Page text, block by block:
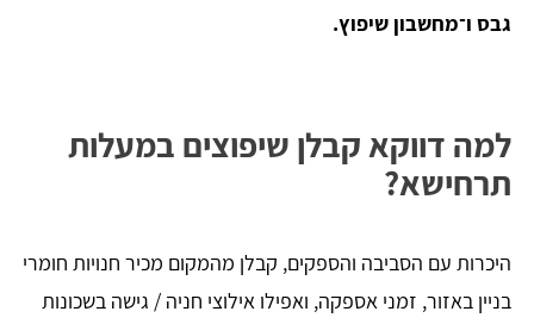
גבס ו־מחשבון שיפוץ.
למה דווקא קבלן שיפוצים במעלות
תרחישא?
היכרות עם הסביבה והספקים, קבלן מהמקום מכיר חנויות חומרי
בניין באזור, זמני אספקה, ואפילו אילוצי חניה / גישה בשכונות